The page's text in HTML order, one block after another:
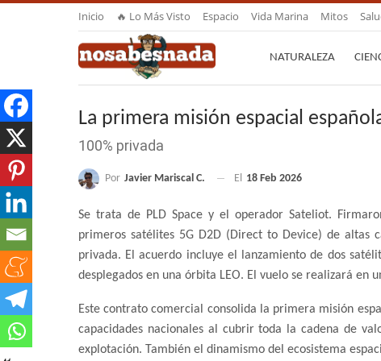
Inicio 🔥 Lo Más Visto Espacio Vida Marina Mitos
NATURALEZA
La primera misión espacial
100% privada
Por Javier Mariscal C. El 18 Feb 2026
Se trata de PLD Space y el operador Sateliot.
primeros satélites 5G D2D (Direct to Device) de altas
privada. El acuerdo incluye el lanzamiento de dos
desplegados en una órbita LEO. El vuelo se realizará en
Este contrato comercial consolida la primera misión
capacidades nacionales al cubrir toda la cadena de
explotación. También el dinamismo del ecosistema